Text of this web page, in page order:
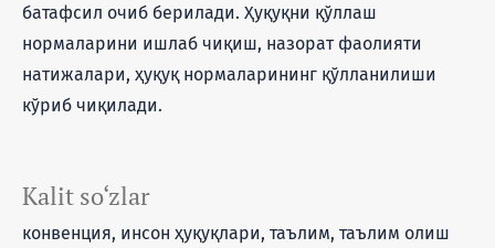
Kalit so‘zlar
конвенция, инсон ҳуқуқлари, таълим, таълим олиш
батафсил очиб берилади. Ҳуқуқни қўллаш
нормаларини ишлаб чиқиш, назорат фаолияти
натижалари, ҳуқуқ нормаларининг қўлланилиши
кўриб чиқилади.